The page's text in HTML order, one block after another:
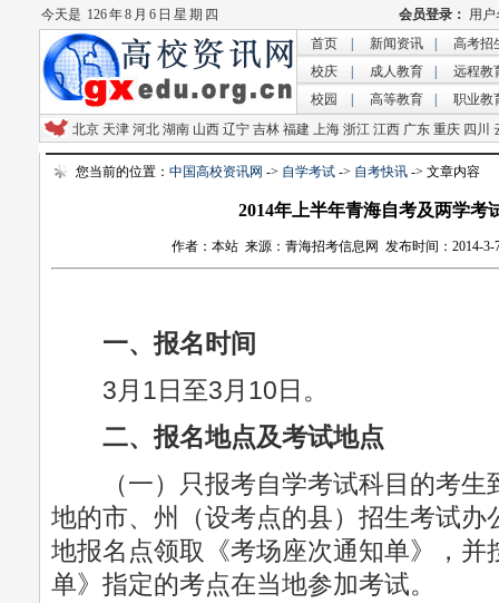
今天是 126 年 8 月 6 日 星 期 四
首页
新闻资讯
高考招
校庆
成人教育
远程教
校园
高等教育
职业教
北京 天津 河北 湖南 山西 辽宁 吉林 福建 上海 浙江 江西 广东 重庆 四川
您当前的位置： 中国高校资讯网 -> 自学考试 -> 自考快讯 -> 文章内容
2014年上半年青海自考及两学考
作者：本站 来源：青海招考信息网 发布时间：2014-3-
一、报名时间
3月1日至3月10日。
二、报名地点及考试地点
（一）只报考自学考试科目的考生
地的市、州（设考点的县）招生考试办
地报名点领取《考场座次通知单》，并
单》指定的考点在当地参加考试。